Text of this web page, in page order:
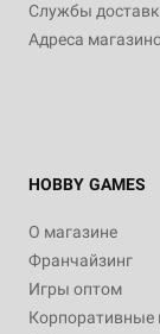
Службы
Адреса
HOBBY GAMES
О магазине
Франчайзинг
Игры оптом
Корпоративные